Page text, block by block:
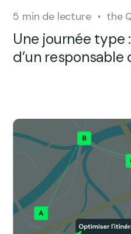
5 min de lecture the
Une journée type
d’un